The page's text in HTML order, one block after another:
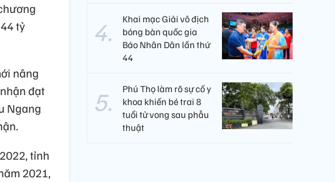
tỷ
nâng
đạt
Ngang
tỉnh
2021,
Khai mạc Giải vô địch
bóng bàn quốc gia
Báo Nhân Dân lần thứ
44
Phú Thọ làm rõ sự cố y
khoa khiến bé trai 8
tuổi tử vong sau phẫu
thuật